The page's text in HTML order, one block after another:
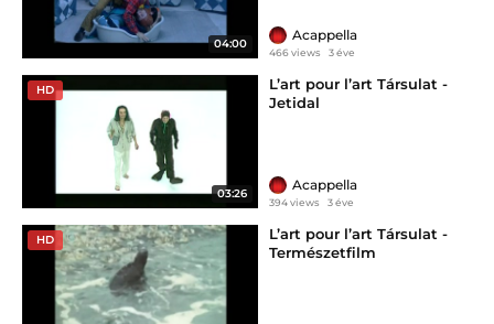
04:00
Acappella
466 views 3 éve
HD
03:26
L’art pour l’art Társulat -
Jetidal
Acappella
394 views 3 éve
HD
L’art pour l’art Társulat -
Természetfilm